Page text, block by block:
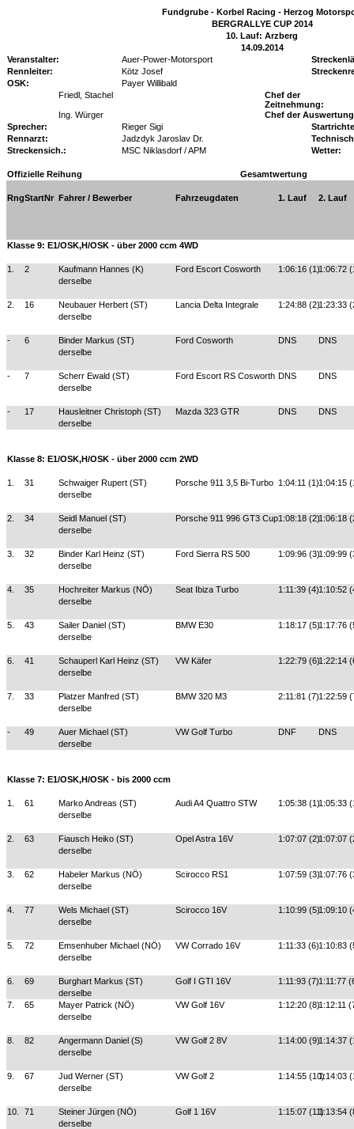
Fundgrube - Korbel Racing - Herzog
BERGRALLYE CUP 2014
10. Lauf: Arzberg
14.09.2014
Veranstalter:
Auer-Power-Motorsport
Rennleiter:
Kötz Josef
OSK:
Payer Willibald
Friedl, Stachel
Chef der
Zeitnehmung:
Ing. Würger
Chef der
Sprecher:
Rieger Sigi
Rennarzt:
Jadzdyk Jaroslav Dr.
Streckensich.:
MSC Niklasdorf / APM Wetter:
Offizielle Reihung Gesamtwertung
RngStartNr Fahrer / Bewerber Fahrzeugdaten 1. Lauf 2. Lauf
Klasse 9: E1/OSK,H/OSK - über 2000 ccm 4WD
1. 2 Kaufmann Hannes (K) Ford Escort Cosworth 1:06:16 (1)1:06:72
derselbe
2. 16 Neubauer Herbert (ST) Lancia Delta Integrale 1:24:88 (2)1:23:33
derselbe
- 6 Binder Markus (ST) Ford Cosworth DNS
DNS
derselbe
- 7 Scherr Ewald (ST) Ford Escort RS Cosworth DNS
DNS
derselbe
- 17 Hausleitner Christoph (ST) Mazda 323 GTR DNS
DNS
derselbe
Klasse 8: E1/OSK,H/OSK - über 2000 ccm 2WD
1. 31 Schwaiger Rupert (ST) Porsche 911 3,5 Bi-Turbo 1:04:11 (1)1:04:15
derselbe
2. 34 Seidl Manuel (ST) Porsche 911 996 GT3 Cup1:08:18 (2)1:06:18
derselbe
3. 32 Binder Karl Heinz (ST) Ford Sierra RS 500 1:09:96 (3)1:09:99
derselbe
4. 35 Hochreiter Markus (NÖ) Seat Ibiza Turbo 1:11:39 (4)1:10:52
derselbe
5. 43 Sailer Daniel (ST) BMW E30 1:18:17 (5)1:17:76
derselbe
6. 41 Schauperl Karl Heinz (ST) VW Käfer 1:22:79 (6)1:22:14
derselbe
7. 33 Platzer Manfred (ST) BMW 320 M3 2:11:81 (7)1:22:59
derselbe
- 49 Auer Michael (ST) VW Golf Turbo DNF
DNS
derselbe
Klasse 7: E1/OSK,H/OSK - bis 2000 ccm
1. 61 Marko Andreas (ST) Audi A4 Quattro STW 1:05:38 (1)1:05:33
derselbe
2. 63 Fiausch Heiko (ST) Opel Astra 16V 1:07:07 (2)1:07:07
derselbe
3. 62 Habeler Markus (NÖ) Scirocco RS1 1:07:59 (3)1:07:76
derselbe
4. 77 Wels Michael (ST) Scirocco 16V 1:10:99 (5)1:09:10
derselbe
5. 72 Emsenhuber Michael (NÖ) VW Corrado 16V 1:11:33 (6)1:10:83
derselbe
6. 69 Burghart Markus (ST) Golf I GTI 16V 1:11:93 (7)1:11:77
derselbe
7.
65 Mayer Patrick (NÖ) VW Golf 16V 1:12:20 (8)1:12:11
derselbe
8. 82 Angermann Daniel (S) VW Golf 2 8V 1:14:00 (9)1:14:37
derselbe
9. 67 Jud Werner (ST) VW Golf 2 1:14:55 (10)1:14:03
derselbe
10. 71 Steiner Jürgen (NÖ) Golf 1 16V 1:15:07 (11)1:13:54
derselbe